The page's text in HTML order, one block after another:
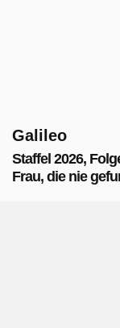
Galileo
Staffel 2026,
Frau, die nie